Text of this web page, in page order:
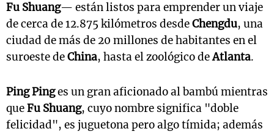
Fu Shuang— están listos para emprender un viaje
de cerca de 12.875 kilómetros desdeChengdu, una
ciudad de más de 20 millones de habitantes en el
suroeste deChina, hasta el zoológico deAtlanta.
Ping Pinges un gran aficionado al bambú mientras
queFu Shuang, cuyo nombre significa "doble
felicidad", es juguetona pero algo tímida; además